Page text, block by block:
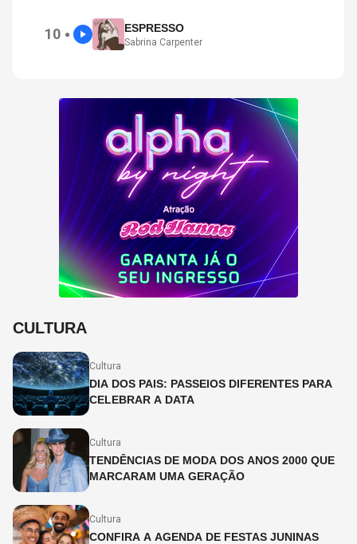
10 ● ESPRESSO
Sabrina Carpenter
CULTURA
Cultura
DIA DOS PAIS: PASSEIOS DIFERENTES PARA
CELEBRAR A DATA
Cultura
TENDÊNCIAS DE MODA DOS ANOS 2000 QUE
MARCARAM UMA GERAÇÃO
Cultura
CONFIRA A AGENDA DE FESTAS JUNINAS